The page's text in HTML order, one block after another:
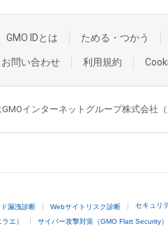
GMO IDとは ためる・つかう
お問い合わせ 利用規約
GMOインターネットグループ株式会社
漏洩診断 Webサイトリスク診断 セキュリ
エ） サイバー攻撃対策（GMO Flatt Security）